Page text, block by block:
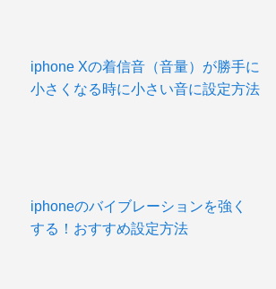
iphone Xの着信音（音量）が勝手に
小さくなる時に小さい音に設定方法
iphoneのバイブレーションを強く
する！おすすめ設定方法